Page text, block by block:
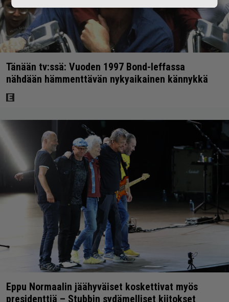
Tänään tv:ssä: Vuoden 1997 Bond-leffassa
nähdään hämmenttävän nykyaikainen kännykkä
Eppu Normaalin jäähyväiset koskettivat myös
presidenttiä – Stubbin sydämelliset kiitokset